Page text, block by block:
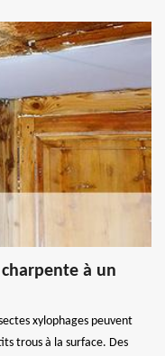
à un
xylophages peuvent
trous à la surface. Des